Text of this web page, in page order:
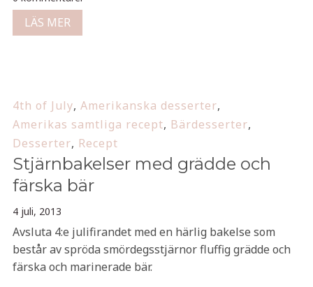
LÄS MER
4th of July, Amerikanska desserter,
Amerikas samtliga recept, Bärdesserter,
Desserter, Recept
Stjärnbakelser med grädde och
färska bär
4 juli, 2013
Avsluta 4:e julifirandet med en härlig bakelse som
består av spröda smördegsstjärnor fluffig grädde och
färska och marinerade bär.